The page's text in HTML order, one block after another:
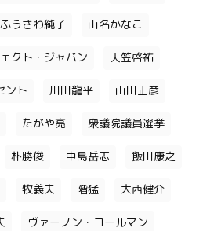
ふうさわ純子 山名かなこ
クト・ジャバン 天笠啓祐
ント 川田龍平 山田正彦
たがや亮 衆議院議員選挙
朴勝俊 中島岳志 飯田康之
牧義夫 階猛 大西健介
ヴァーノン・コールマン